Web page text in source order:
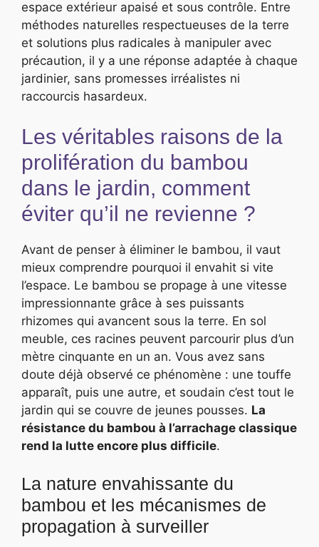
espace extérieur apaisé et sous contrôle. Entre
méthodes naturelles respectueuses de la terre
et solutions plus radicales à manipuler avec
précaution, il y a une réponse adaptée à chaque
jardinier, sans promesses irréalistes ni
raccourcis hasardeux.
Les véritables raisons de la
prolifération du bambou
dans le jardin, comment
éviter qu’il ne revienne ?
Avant de penser à éliminer le bambou, il vaut
mieux comprendre pourquoi il envahit si vite
l’espace. Le bambou se propage à une vitesse
impressionnante grâce à ses puissants
rhizomes qui avancent sous la terre. En sol
meuble, ces racines peuvent parcourir plus d’un
mètre cinquante en un an. Vous avez sans
doute déjà observé ce phénomène : une touffe
apparaît, puis une autre, et soudain c’est tout le
jardin qui se couvre de jeunes pousses. La
résistance du bambou à l’arrachage classique
rend la lutte encore plus difficile.
La nature envahissante du
bambou et les mécanismes de
propagation à surveiller